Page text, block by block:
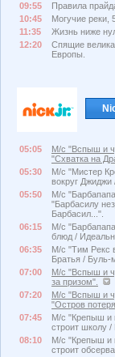
09:55
Правила
10:45
Могучие реки,
11:35
Жизнь ниже
12:20
Спящие
Европы.
05:05
М/с "Вспыш и
"Схватка на
05:30
М/с "Мистер
вокруг Джиджи
05:50
М/с
"Барбасилу
Барбасил...".
06:15
М/с
блюд /
06:35
М/с "Тим Рекс
Братья / Буль-
07:00
М/с "Вспыш и
за призом".
07:20
М/с "Вспыш и
"Остров
07:45
М/с "Крепыш и
строит школу /
08:10
М/с "Крепыш и
строит